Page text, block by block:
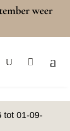
weer
tot 01-09-